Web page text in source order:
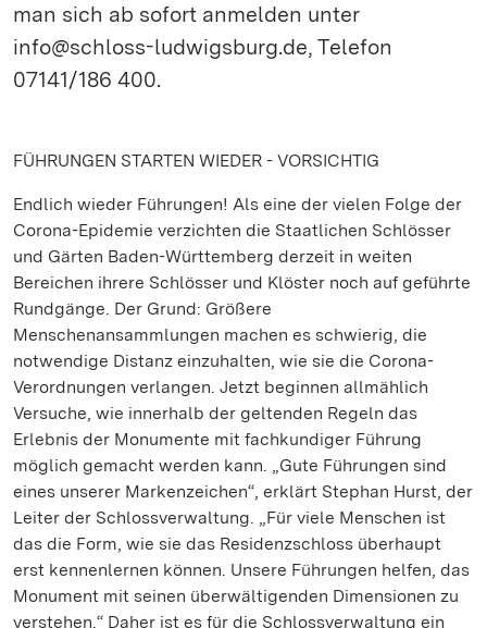
man sich ab sofort anmelden unter
info@schloss-ludwigsburg.de, Telefon
07141/186 400.
FÜHRUNGEN STARTEN WIEDER - VORSICHTIG
Endlich wieder Führungen! Als eine der vielen Folge der
Corona-Epidemie verzichten die Staatlichen Schlösser
und Gärten Baden-Württemberg derzeit in weiten
Bereichen ihrere Schlösser und Klöster noch auf geführte
Rundgänge. Der Grund: Größere
Menschenansammlungen machen es schwierig, die
notwendige Distanz einzuhalten, wie sie die Corona-
Verordnungen verlangen. Jetzt beginnen allmählich
Versuche, wie innerhalb der geltenden Regeln das
Erlebnis der Monumente mit fachkundiger Führung
möglich gemacht werden kann. „Gute Führungen sind
eines unserer Markenzeichen“, erklärt Stephan Hurst, der
Leiter der Schlossverwaltung. „Für viele Menschen ist
das die Form, wie sie das Residenzschloss überhaupt
erst kennenlernen können. Unsere Führungen helfen, das
Monument mit seinen überwältigenden Dimensionen zu
verstehen.“ Daher ist es für die Schlossverwaltung ein